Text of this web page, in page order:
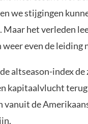
we stijgingen
Maar het verleden
even de leiding
altseason-index
kapitaalvlucht
vanuit de